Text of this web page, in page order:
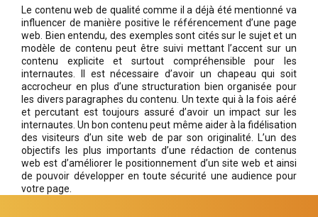
Le contenu web de qualité comme il a déjà été mentionné va
influencer de manière positive le référencement d’une page
web. Bien entendu, des exemples sont cités sur le sujet et un
modèle de contenu peut être suivi mettant l’accent sur un
contenu explicite et surtout compréhensible pour les
internautes. Il est nécessaire d’avoir un chapeau qui soit
accrocheur en plus d’une structuration bien organisée pour
les divers paragraphes du contenu. Un texte qui à la fois aéré
et percutant est toujours assuré d’avoir un impact sur les
internautes. Un bon contenu peut même aider à la fidélisation
des visiteurs d’un site web de par son originalité. L’un des
objectifs les plus importants d’une rédaction de contenus
web est d’améliorer le positionnement d’un site web et ainsi
de pouvoir développer en toute sécurité une audience pour
votre page.